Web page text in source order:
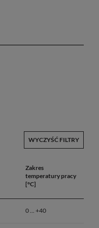
WYCZYŚĆ FILTRY
Zakres
temperatury pracy
[°C]
0 ... +40